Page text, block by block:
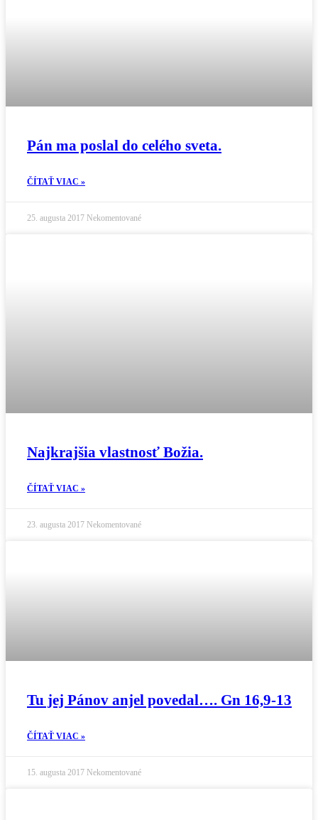
Pán ma poslal do celého sveta.
ČÍTAŤ VIAC »
25. augusta 2017 Nekomentované
Najkrajšia vlastnosť Božia.
ČÍTAŤ VIAC »
23. augusta 2017 Nekomentované
Tu jej Pánov anjel povedal…. Gn 16,9-13
ČÍTAŤ VIAC »
15. augusta 2017 Nekomentované